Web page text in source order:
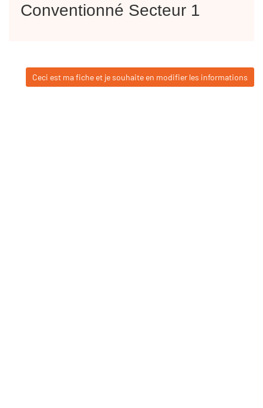
Conventionné Secteur 1
Ceci est ma fiche et je souhaite en modifier les informations